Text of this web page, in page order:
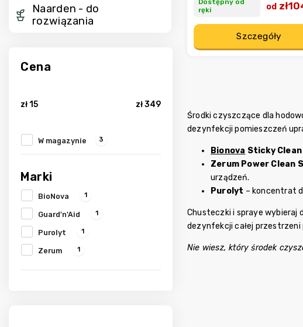
Naarden - do
rozwiązania
Cena
zł15 zł349
W magazynie 3
Marki
BioNova 1
Guard'n'Aid 1
Purolyt 1
Zerum 1
Dostępny od
ręki
od
Szczegóły
Środki czyszczące dla
dezynfekcji pomieszczeń
Bionova Sticky Clean
Zerum Power Clean
urządzeń.
Purolyt – koncentrat
Chusteczki i spraye wybieraj
dezynfekcji całej przestrzeni
Nie wiesz, który środek